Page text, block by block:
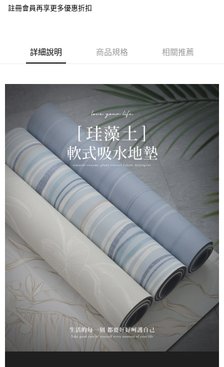
台新國際商業銀行
Google Pay
大哥付你分期
相關說明
1.本服務由台灣大哥大提供，台灣大哥大用戶可立即使用無須另外申請。
2.付款方式選擇「大哥付你分期」，訂單成立後會自動跳轉到大哥付的交易
流程，驗證手機門號後，選擇欲分期的期數、繳款截止日，確認付款後即完
成交易。
3.實際核准額度、可分期數及費用金額請依後續交易確認頁面所載為準。
4.訂單成立30分鐘內，如未前往確認交易或遇審核未通過，訂單將自動取
消。如遇「轉專審核」未通過狀況，表示未達大哥付你分期系統評分，恕無
法說明評估內容。
【繳款方式說明】
1.分期款項不併入電信帳單，「大哥付你分期」於每月結算日後寄送繳費提
醒簡訊。
2.透過簡訊連結打開帳單後，可選擇「超商條碼／台灣大直營門市／銀行轉
帳／街口支付／iPASS MONEY」等通路繳費。
1.本服務係由「台灣大哥大股份有限公司」（以下簡稱本公司）所提供，讓
用戶於交易時，得透過本服務購買商品或服務，並由商店將買賣／分期付款
買賣價金債權讓與本公司後，依約使用本公司帳單繳交帳款。
2.基於同意付款使用「大哥付你分期」之契約關係目的，商店將以您的個人
資料（包含姓名、電話或地址）提供予台灣大哥大進項蒐集、處理及利用，
由本公司與您本人進行分期帳單所需資料之確認、核對及更正。
3.完整用戶服務條款，請詳閱以下連結：
https://oppay.tw/userRule
【關於「AFTEE先享後付」】
AFTEE先享後付是「在收到商品之後才付款」的支付方式。 讓您購物簡單
便利好安心！
１．簡單：不需註冊會員、不需綁卡、不需儲值。
２．便利：只要手機號碼，簡訊認證，即可結帳。
３．安心：先確認商品／服務後，再付款。
【「AFTEE先享後付」結帳流程】
１．於結帳方式選擇「AFTEE先享後付」後，將跳轉至「AFTEE先享後付」
結帳頁面，進行簡訊認證並確認金額後，即可完成結帳。
２．訂單成立數日內，您將收到繳費通知簡訊。
３．收到繳費通知簡訊後14天內，點擊此簡訊中的連結，可透過四大超商／
ATM／網路銀行／等多元方式進行付款，方視為交易完成。
※ 請注意：結帳手續完成當下不需立刻繳費，但若您需要取消訂單，請聯絡
購買商品的店家。未經商家同意取消之訂單仍視為有效，需透過AFTEE先享
後付繳納相關費用。
※ 交易是否成功請以「AFTEE先享後付 」之結帳頁面顯示為準，若有關於
是否繳費成功／繳費後需取消欲退款等相關疑問，請聯繫「AFTEE先享後付
客戶支援中心」
https://netprotections.freshdesk.com/support/home
【注意事項】
１．透過由恩沛科技股份有限公司提供之「AFTEE先享後付」服務完成之交
易，需依本服務之必要範圍內提供個人資料，並將交易相關給付款項請求債
權轉讓予恩沛科技股份有限公司。
２．關於個人資料處理事宜，請瀏覽以下網址：
https://aftee.tw/terms/#terms3
３．未成年的使用者請事先徵得法定代理人或監護人之同意方可使用
「AFTEE先享後付」，若未經同意申辦者引起之損失，本公司不負相關責
貨到付款
運送方式
全家取貨付款
免運費
7-11取貨付款
宅配
免運費
離島運費
每筆NT$300
門市取貨(到店通知)
免運費
黑貓貨到付款
註冊會員再享更多優惠折扣
詳細說明 商品規格 相關推薦